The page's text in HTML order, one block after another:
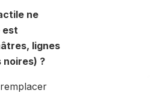
ne
est
lignes
?